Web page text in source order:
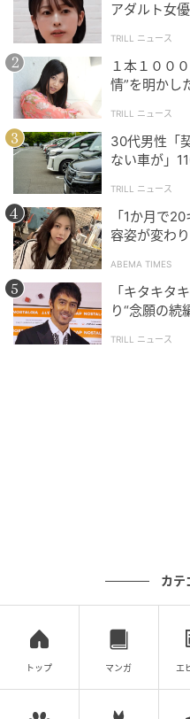
エキサイトニュース
アダルト女
TRILL ニュース
１本１００
情”を明かし
TRILL ニュース
30代男性「
ない車が」
TRILL ニュース
「1か月で
容姿が変わ
ABEMA TIMES
「キタキタ
り“念願の続
TRILL ニュース
カテ
トップ マンガ エ